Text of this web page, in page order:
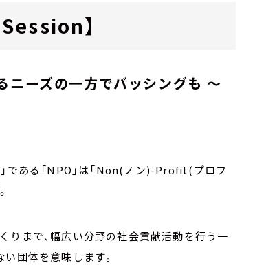
】
ニーズの一方でバッシングも ～
である「NPO」は「Non(ノン)-Profit(プロフ
りまで、幅広い分野の社会貢献活動を行う一
団体を意味します。